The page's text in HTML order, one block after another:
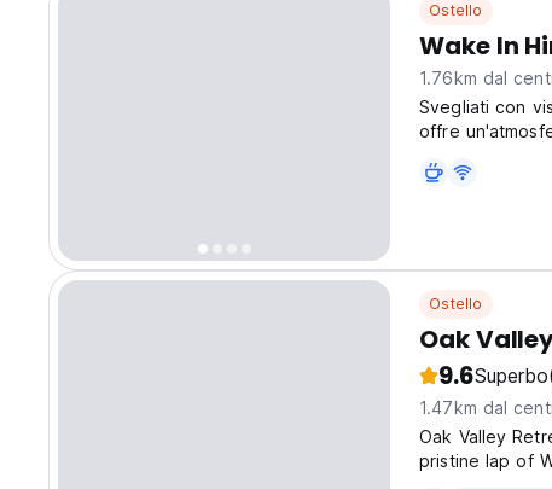
Ostello
Wake In
1.76km dal
Svegliati con
offre
language)
Ostello
Oak
9.6Superbo
1.47km dal
Oak Valley
pristine lap of